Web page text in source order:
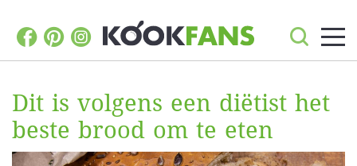
Dit is volgens een diëtist het
beste brood om te eten